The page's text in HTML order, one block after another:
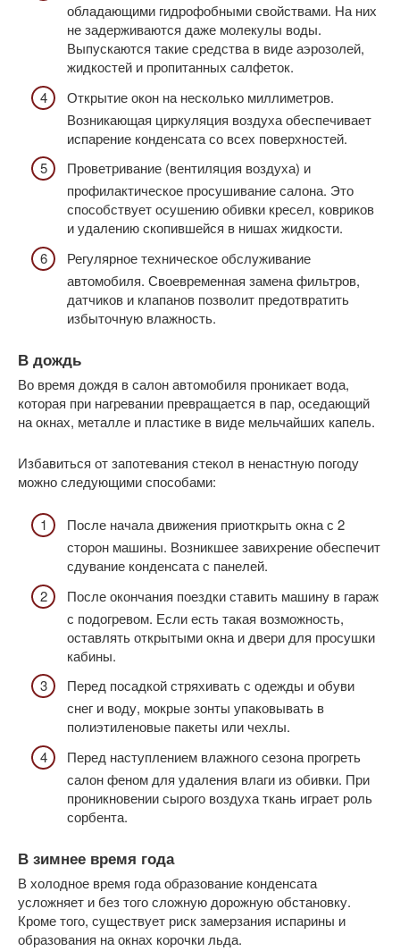
обладающими гидрофобными свойствами. На них
не задерживаются даже молекулы воды.
Выпускаются такие средства в виде аэрозолей,
жидкостей и пропитанных салфеток.
Открытие окон на несколько миллиметров.
Возникающая циркуляция воздуха обеспечивает
испарение конденсата со всех поверхностей.
Проветривание (вентиляция воздуха) и
профилактическое просушивание салона. Это
способствует осушению обивки кресел, ковриков
и удалению скопившейся в нишах жидкости.
Регулярное техническое обслуживание
автомобиля. Своевременная замена фильтров,
датчиков и клапанов позволит предотвратить
избыточную влажность.
В дождь
Во время дождя в салон автомобиля проникает вода,
которая при нагревании превращается в пар, оседающий
на окнах, металле и пластике в виде мельчайших капель.
Избавиться от запотевания стекол в ненастную погоду
можно следующими способами:
После начала движения приоткрыть окна с 2
сторон машины. Возникшее завихрение обеспечит
сдувание конденсата с панелей.
После окончания поездки ставить машину в гараж
с подогревом. Если есть такая возможность,
оставлять открытыми окна и двери для просушки
кабины.
Перед посадкой стряхивать с одежды и обуви
снег и воду, мокрые зонты упаковывать в
полиэтиленовые пакеты или чехлы.
Перед наступлением влажного сезона прогреть
салон феном для удаления влаги из обивки. При
проникновении сырого воздуха ткань играет роль
сорбента.
В зимнее время года
В холодное время года образование конденсата
усложняет и без того сложную дорожную обстановку.
Кроме того, существует риск замерзания испарины и
образования на окнах корочки льда.